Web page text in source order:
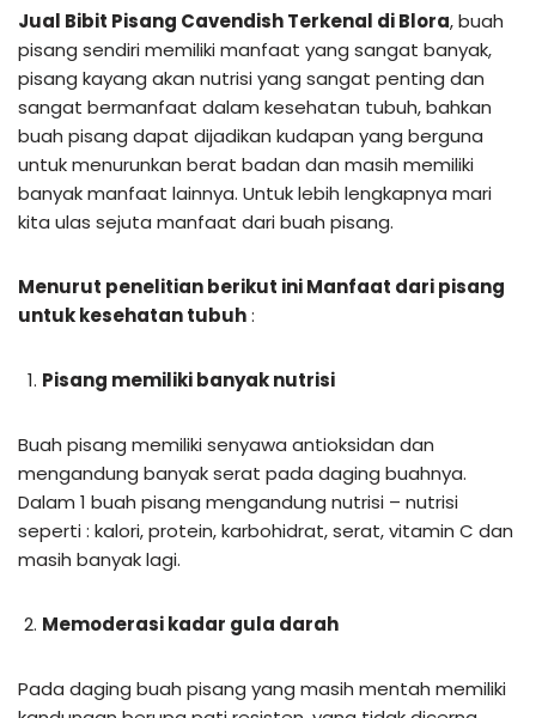
Jual Bibit Pisang Cavendish Terkenal di Blora, buah
pisang sendiri memiliki manfaat yang sangat banyak,
pisang kayang akan nutrisi yang sangat penting dan
sangat bermanfaat dalam kesehatan tubuh, bahkan
buah pisang dapat dijadikan kudapan yang berguna
untuk menurunkan berat badan dan masih memiliki
banyak manfaat lainnya. Untuk lebih lengkapnya mari
kita ulas sejuta manfaat dari buah pisang.
Menurut penelitian berikut ini Manfaat dari pisang
untuk kesehatan tubuh:
Pisang memiliki banyak nutrisi
Buah pisang memiliki senyawa antioksidan dan
mengandung banyak serat pada daging buahnya.
Dalam 1 buah pisang mengandung nutrisi – nutrisi
seperti : kalori, protein, karbohidrat, serat, vitamin C dan
masih banyak lagi.
Memoderasi kadar gula darah
Pada daging buah pisang yang masih mentah memiliki